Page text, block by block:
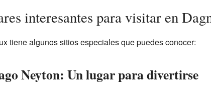
interesantes para visitar en
tiene algunos sitios especiales que puedes conocer:
Neyton: Un lugar para divertirse